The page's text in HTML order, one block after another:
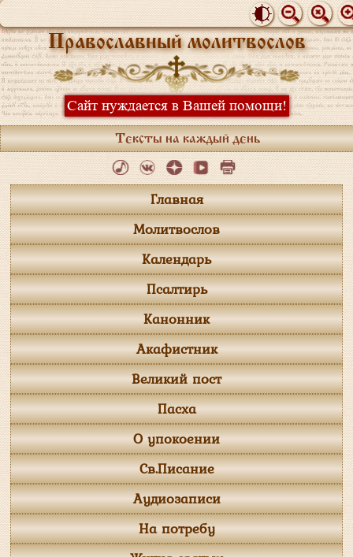
Православный молитвослов
Сайт нуждается в Вашей помощи!
Тексты на каждый день
Главная
Молитвослов
Календарь
Псалтирь
Канонник
Акафистник
Великий пост
Пасха
О упокоении
Св.Писание
Аудиозаписи
На потребу